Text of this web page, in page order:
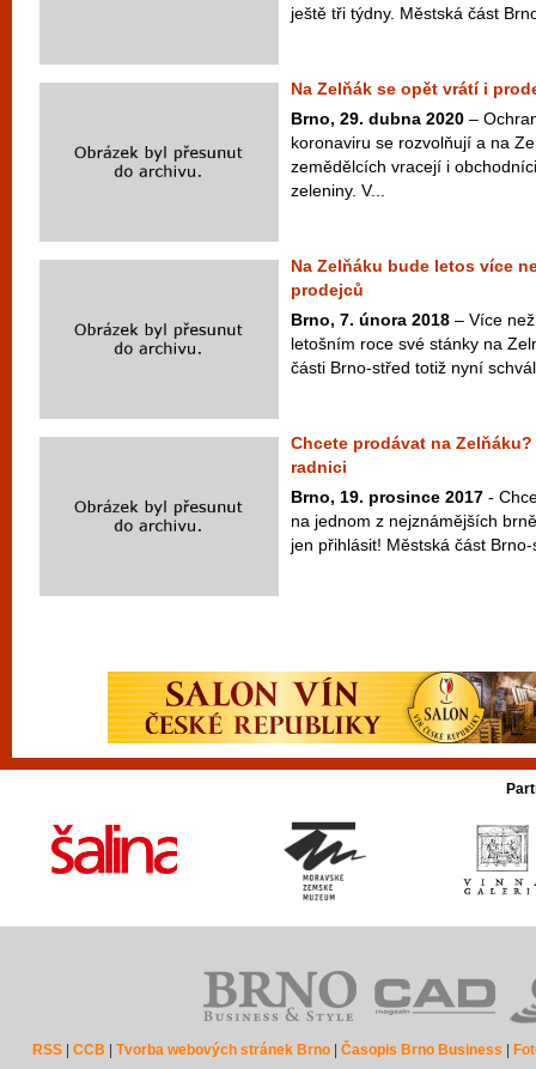
ještě tři týdny. Městská část
Na Zelňák se opět vrátí i
Brno, 29. dubna 2020 –
koronaviru se rozvolňují a na
zemědělcích vracejí i
zeleniny. V...
Na Zelňáku bude letos více
prodejců
Brno, 7. února 2018 – Více
letošním roce své stánky na
části Brno-střed totiž nyní
Chcete prodávat na
radnici
Brno, 19. prosince 2017 -
na jednom z nejznámějších
jen přihlásit! Městská část
RSS |CCB |Tvorba webových stránek Brno |Časopis Brno Business